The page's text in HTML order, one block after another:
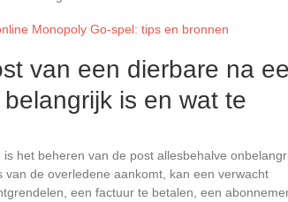
Monopoly Go-spel: tips en bronnen
van een dierbare na
is en wat te
het beheren van de post allesbehalve
de overledene aankomt, kan een verwacht
een factuur te betalen, een